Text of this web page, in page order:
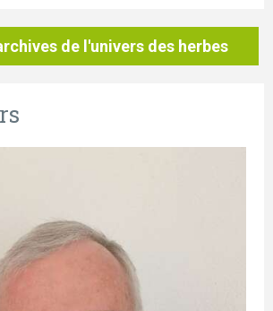
de l'univers des herbes